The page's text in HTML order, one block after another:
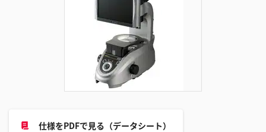
仕様をPDFで見る（データシート）